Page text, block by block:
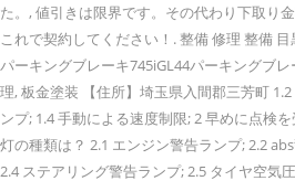
た。, 値引きは限界です。その代わり下取り
これで契約してください！. 整備 修理 整備
パーキングブレーキ745iGL44パーキングブ
理, 板金塗装 【住所】埼玉県入間郡三芳町
ンプ; 1.4 手動による速度制限; 2 早めに点検
灯の種類は？ 2.1 エンジン警告ランプ; 2.2
2.4 ステアリング警告ランプ; 2.5 タイ